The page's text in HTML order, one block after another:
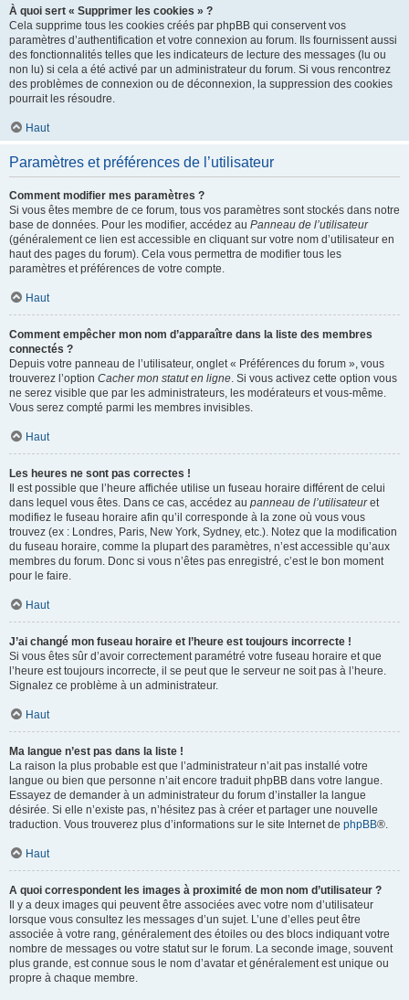
À quoi sert « Supprimer les cookies » ?
Cela supprime tous les cookies créés par phpBB qui conservent vos
paramètres d’authentification et votre connexion au forum. Ils fournissent aussi
des fonctionnalités telles que les indicateurs de lecture des messages (lu ou
non lu) si cela a été activé par un administrateur du forum. Si vous rencontrez
des problèmes de connexion ou de déconnexion, la suppression des cookies
pourrait les résoudre.
Haut
Paramètres et préférences de l’utilisateur
Comment modifier mes paramètres ?
Si vous êtes membre de ce forum, tous vos paramètres sont stockés dans notre
base de données. Pour les modifier, accédez au Panneau de l’utilisateur
(généralement ce lien est accessible en cliquant sur votre nom d’utilisateur en
haut des pages du forum). Cela vous permettra de modifier tous les
paramètres et préférences de votre compte.
Haut
Comment empêcher mon nom d’apparaître dans la liste des membres
connectés ?
Depuis votre panneau de l’utilisateur, onglet « Préférences du forum », vous
trouverez l’option Cacher mon statut en ligne. Si vous activez cette option vous
ne serez visible que par les administrateurs, les modérateurs et vous-même.
Vous serez compté parmi les membres invisibles.
Haut
Les heures ne sont pas correctes !
Il est possible que l’heure affichée utilise un fuseau horaire différent de celui
dans lequel vous êtes. Dans ce cas, accédez au panneau de l’utilisateuret
modifiez le fuseau horaire afin qu’il corresponde à la zone où vous vous
trouvez (ex : Londres, Paris, New York, Sydney, etc.). Notez que la modification
du fuseau horaire, comme la plupart des paramètres, n’est accessible qu’aux
membres du forum. Donc si vous n’êtes pas enregistré, c’est le bon moment
pour le faire.
Haut
J’ai changé mon fuseau horaire et l’heure est toujours incorrecte !
Si vous êtes sûr d’avoir correctement paramétré votre fuseau horaire et que
l’heure est toujours incorrecte, il se peut que le serveur ne soit pas à l’heure.
Signalez ce problème à un administrateur.
Haut
Ma langue n’est pas dans la liste !
La raison la plus probable est que l’administrateur n’ait pas installé votre
langue ou bien que personne n’ait encore traduit phpBB dans votre langue.
Essayez de demander à un administrateur du forum d’installer la langue
désirée. Si elle n’existe pas, n’hésitez pas à créer et partager une nouvelle
traduction. Vous trouverez plus d’informations sur le site Internet de phpBB®.
Haut
A quoi correspondent les images à proximité de mon nom d’utilisateur ?
Il y a deux images qui peuvent être associées avec votre nom d’utilisateur
lorsque vous consultez les messages d’un sujet. L’une d’elles peut être
associée à votre rang, généralement des étoiles ou des blocs indiquant votre
nombre de messages ou votre statut sur le forum. La seconde image, souvent
plus grande, est connue sous le nom d’avatar et généralement est unique ou
propre à chaque membre.